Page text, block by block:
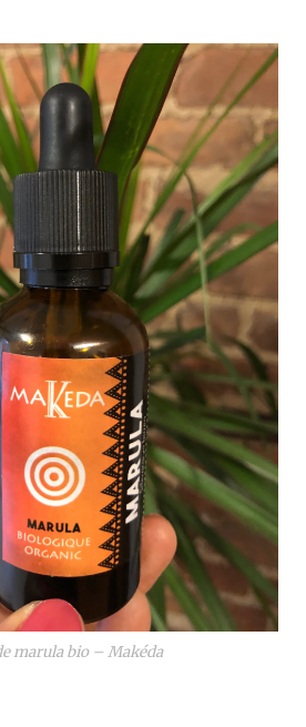
marula bio – Makéda